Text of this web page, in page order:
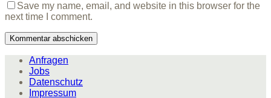
Save my name, email, and website in this browser for the
next time I comment.
Anfragen
Jobs
Datenschutz
Impressum